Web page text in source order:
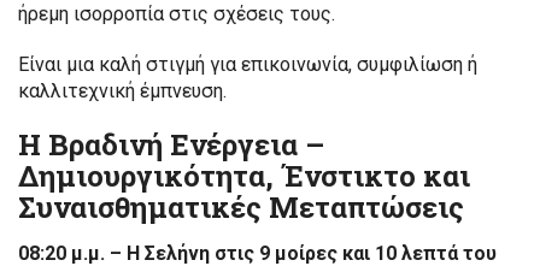
ήρεμη ισορροπία στις σχέσεις τους.
Είναι μια καλή στιγμή για επικοινωνία, συμφιλίωση ή
καλλιτεχνική έμπνευση.
Η Βραδινή Ενέργεια –
Δημιουργικότητα, Ένστικτο και
Συναισθηματικές Μεταπτώσεις
08:20 μ.μ. – Η Σελήνη στις 9 μοίρες και 10 λεπτά του